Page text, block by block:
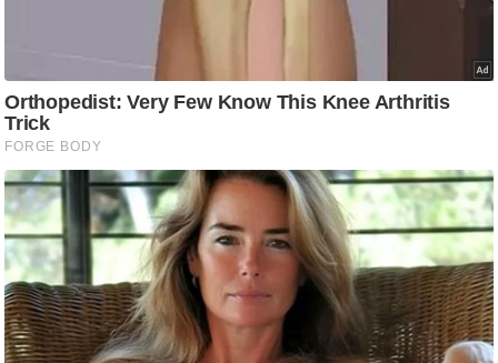
ष
ण
स
म
सा
म
यि
क
मा
तृ